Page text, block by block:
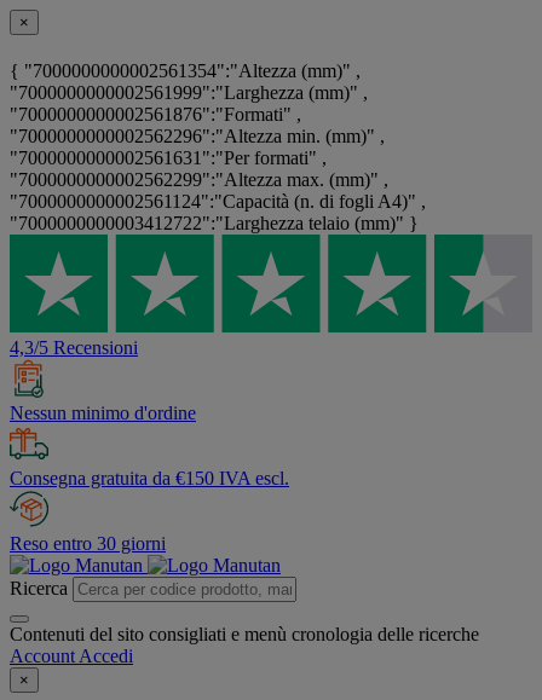
×
{ "7000000000002561354":"Altezza (mm)" ,
"7000000000002561999":"Larghezza (mm)" ,
"7000000000002561876":"Formati" ,
"7000000000002562296":"Altezza min. (mm)" ,
"7000000000002561631":"Per formati" ,
"7000000000002562299":"Altezza max. (mm)" ,
"7000000000002561124":"Capacità (n. di fogli A4)" ,
"7000000000003412722":"Larghezza telaio (mm)" }
4,3/5 Recensioni
Nessun minimo d'ordine
Consegna gratuita da €150 IVA escl.
Reso entro 30 giorni
Ricerca
Contenuti del sito consigliati e menù cronologia delle ricerche
Account Accedi
×